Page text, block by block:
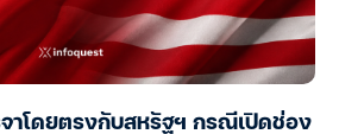
จาโดยตรงกับสหรัฐฯ กรณีเปิดช่อง